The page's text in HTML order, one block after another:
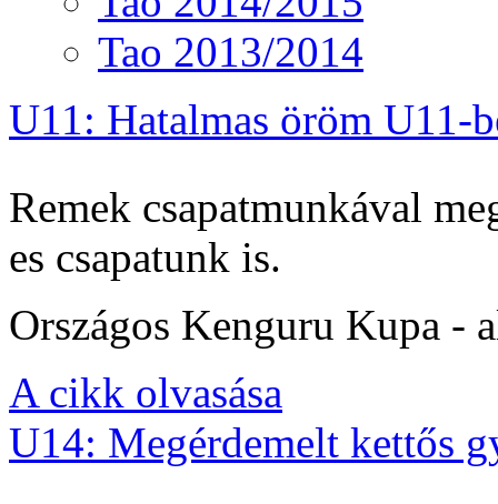
Tao 2013/2014
U11: Hatalmas öröm U11-
Remek csapatmunkával
es csapatunk is.
Országos Kenguru Kupa -
A cikk olvasása
U14: Megérdemelt kettős